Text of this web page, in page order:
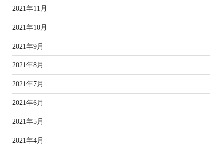
2021年11月
2021年10月
2021年9月
2021年8月
2021年7月
2021年6月
2021年5月
2021年4月